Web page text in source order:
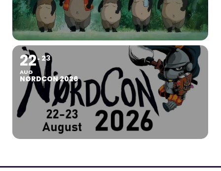
22
AUG
23
NØRDCON 2026